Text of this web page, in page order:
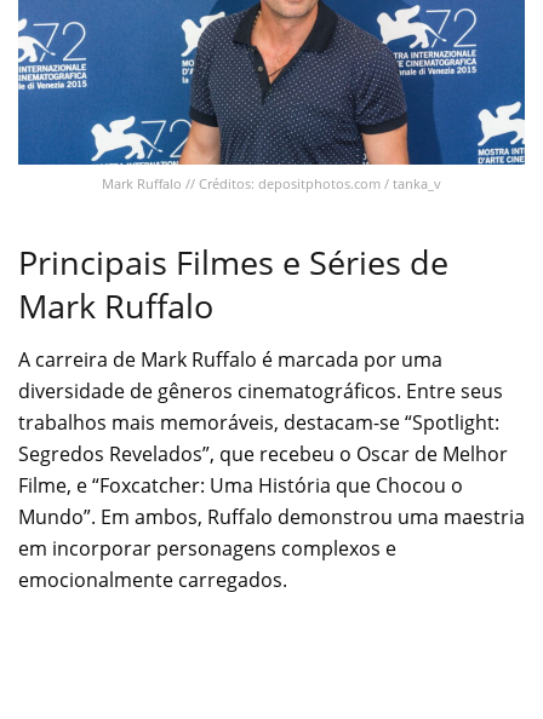
Mark Ruffalo // Créditos: depositphotos.com / tanka_v
Principais Filmes e Séries de
Mark Ruffalo
A carreira de Mark Ruffalo é marcada por uma
diversidade de gêneros cinematográficos. Entre seus
trabalhos mais memoráveis, destacam-se “Spotlight:
Segredos Revelados”, que recebeu o Oscar de Melhor
Filme, e “Foxcatcher: Uma História que Chocou o
Mundo”. Em ambos, Ruffalo demonstrou uma maestria
em incorporar personagens complexos e
emocionalmente carregados.